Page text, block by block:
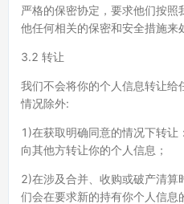
严格的保密协定，要求他们按
他任何相关的保密和安全措施来
3.2 转让
我们不会将你的个人信息转让
情况除外:
1)在获取明确同意的情况下转让
向其他方转让你的个人信息；
2)在涉及合并、收购或破产清算
们会在要求新的持有你个人信息